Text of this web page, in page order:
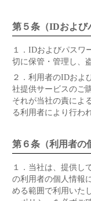
第５条（IDおよび
１． IDおよびパスワ
切に保管・管理し、
２． 利用者のIDおよ
社提供サービスのご
それが当社の責によ
る利用者により行わ
第６条（利用者の
１． 当社は、提供し
の利用者の個人情報
める範囲で利用いた